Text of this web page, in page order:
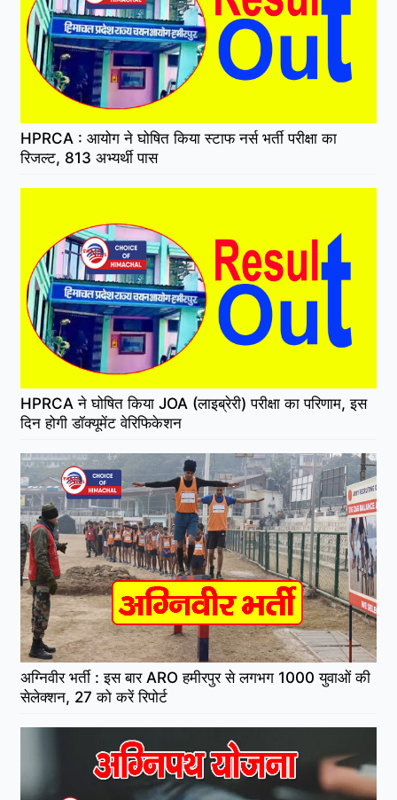
HPRCA : आयोग ने घोषित किया स्टाफ नर्स भर्ती परीक्षा का
रिजल्ट, 813 अभ्यर्थी पास
HPRCA ने घोषित किया JOA (लाइब्रेरी) परीक्षा का परिणाम, इस
दिन होगी डॉक्यूमेंट वेरिफिकेशन
अग्निवीर भर्ती : इस बार ARO हमीरपुर से लगभग 1000 युवाओं की
सेलेक्शन, 27 को करें रिपोर्ट